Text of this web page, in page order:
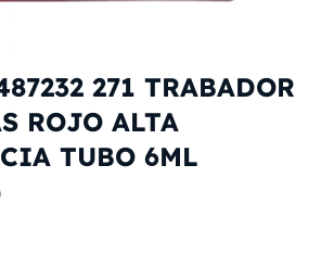
271 TRABADOR
ROJO ALTA
TUBO 6ML